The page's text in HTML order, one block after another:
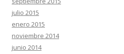
julio 2015
enero 2015
noviembre 2014
junio 2014